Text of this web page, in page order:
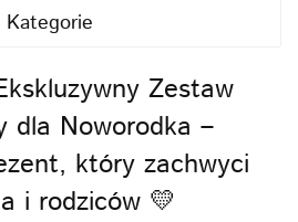
Kategorie
Zestaw
dla Noworodka –
który zachwyci
i rodziców 💛